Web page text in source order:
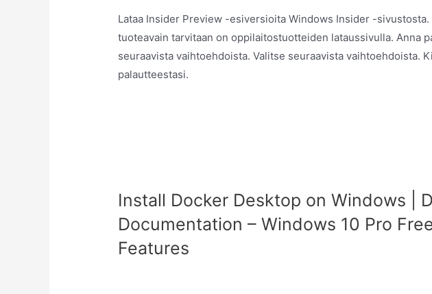
Lataa Insider Preview -esiversioita Windows Insider -
tuoteavain tarvitaan on oppilaitostuotteiden lataussivulla. Anna
seuraavista vaihtoehdoista. Valitse seuraavista vaihtoehdoista.
palautteestasi.
Install Docker Desktop on Windows |
Documentation – Windows 10 Pro
Features